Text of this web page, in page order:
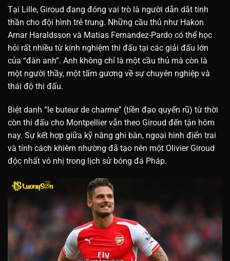
Tại Lille, Giroud đang đóng vai trò là người dẫn dắt tinh
thần cho đội hình trẻ trung. Những cầu thủ như Hakon
Arnar Haraldsson và Matias Fernandez-Pardo có thể học
hỏi rất nhiều từ kinh nghiệm thi đấu tại các giải đấu lớn
của “đàn anh”. Anh không chỉ là một cầu thủ mà còn là
một người thầy, một tấm gương về sự chuyên nghiệp và
thái độ thi đấu.
Biệt danh “le buteur de charme” (tiền đạo quyến rũ) từ thời
còn thi đấu cho Montpellier vẫn theo Giroud đến tận hôm
nay. Sự kết hợp giữa kỹ năng ghi bàn, ngoại hình điển trai
và tính cách khiêm nhường đã tạo nên một Olivier Giroud
độc nhất vô nhị trong lịch sử bóng đá Pháp.